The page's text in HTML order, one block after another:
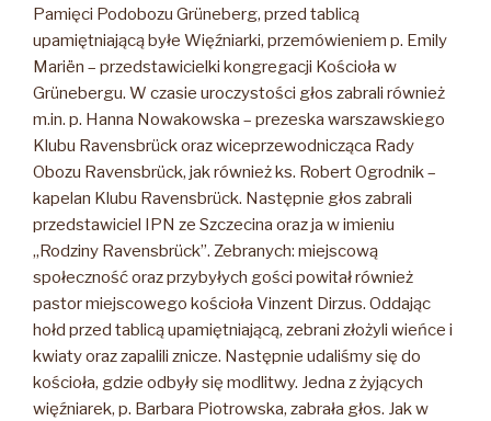
Pamięci Podobozu Grüneberg, przed tablicą
upamiętniającą byłe Więźniarki, przemówieniem p. Emily
Mariën – przedstawicielki kongregacji Kościoła w
Grünebergu. W czasie uroczystości głos zabrali również
m.in. p. Hanna Nowakowska – prezeska warszawskiego
Klubu Ravensbrück oraz wiceprzewodnicząca Rady
Obozu Ravensbrück, jak również ks. Robert Ogrodnik –
kapelan Klubu Ravensbrück. Następnie głos zabrali
przedstawiciel IPN ze Szczecina oraz ja w imieniu
„Rodziny Ravensbrück”. Zebranych: miejscową
społeczność oraz przybyłych gości powitał również
pastor miejscowego kościoła Vinzent Dirzus. Oddając
hołd przed tablicą upamiętniającą, zebrani złożyli wieńce i
kwiaty oraz zapalili znicze. Następnie udaliśmy się do
kościoła, gdzie odbyły się modlitwy. Jedna z żyjących
więźniarek, p. Barbara Piotrowska, zabrała głos. Jak w